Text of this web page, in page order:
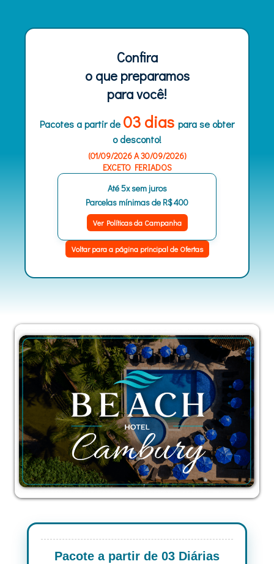
Confira
o que preparamos
para você!
Pacotes a partir de 03 dias para se obter
o desconto!
(01/09/2026 A 30/09/2026)
EXCETO FERIADOS
Até 5x sem juros
Parcelas mínimas de R$ 400
Ver Políticas da Campanha
Voltar para a página principal de Ofertas
Pacote a partir de 03 Diárias